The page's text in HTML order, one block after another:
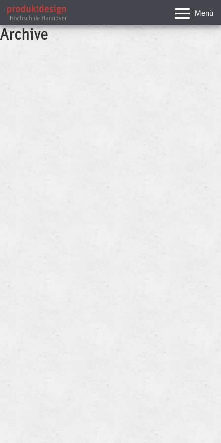
Menü
Archive